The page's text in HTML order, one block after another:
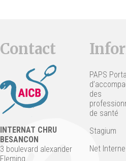
Contact
INTERNAT CHRU
BESANCON
3 boulevard alexander
Fleming
PAPS
des
de santé
Stagium
Net Interne